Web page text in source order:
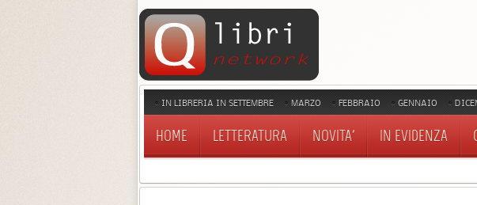
IN LIBRERIA IN SETTEMBRE MARZO FEBBRAIO GENNAIO
HOME LETTERATURA NOVITA' IN EVIDENZA